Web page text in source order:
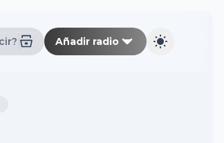
Añadir radio